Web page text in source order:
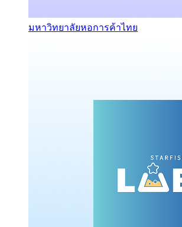
มหาวิทยาลัยหอการค้าไทย